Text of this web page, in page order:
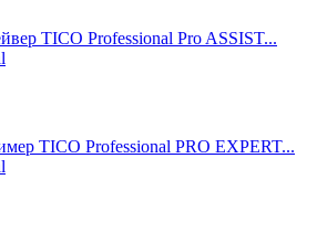
TICO Professional Pro ASSIST...
TICO Professional PRO EXPERT...